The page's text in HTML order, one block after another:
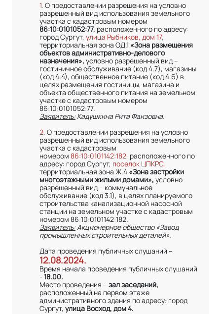
1. О предоставлении разрешения на условно
разрешенный вид использования земельного
участка с кадастровым номером
86:10:0101052:77, расположенного по адресу:
город Сургут, улица Рыбников, дом 17,
территориальная зона ОД.1 «Зона размещения
объектов административно-делового
назначения», условно разрешенный вид –
гостиничное обслуживание (код 4.7), магазины
(код 4.4), общественное питание (код 4.6) в
целях размещения гостиницы, магазина и
объекта общественного питания на земельном
участке с кадастровым номером
86:10:0101052:77.
Заявитель:Кадушкина Рита Фаизовна.
2. О предоставлении разрешения на условно
разрешенный вид использования земельного
участка с кадастровым
номером 86:10:0101142:182, расположенного по
адресу: город Сургут, поселок ЦПКРС,
территориальная зона Ж.4 «Зона застройки
многоэтажными жилыми домами», условно
разрешенный вид – коммунальное
обслуживание (код 3.1), в целях планируемого
строительства канализационной насосной
станции на земельном участке с кадастровым
номером 86:10:0101142:182.
Заявитель:Акционерное общество «Завод
промышленных строительных деталей».
Дата проведения публичных слушаний –
12.08.2024.
Время начала проведения публичных слушаний
- 18.00.
Место проведения – зал заседаний,
расположенный на первом этаже
административного здания по адресу: город
Сургут, улица Восход, дом 4.